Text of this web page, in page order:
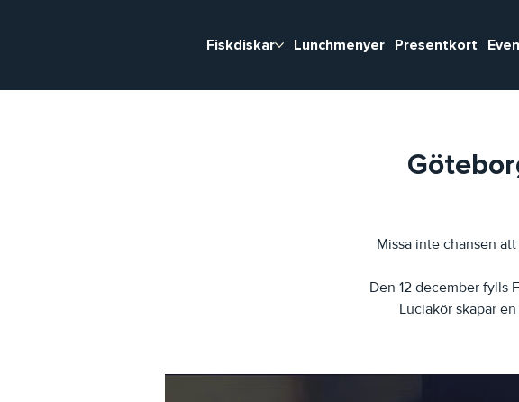
Fiskdiskar Lunchmenyer Presentkort
Missa inte chansen
Den 12 december fylls
Luciakör skapar